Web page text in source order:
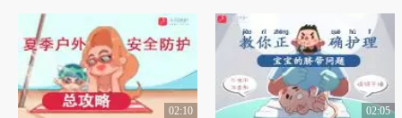
02:10 02:05